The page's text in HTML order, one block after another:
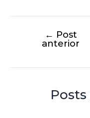
← Post
anterior